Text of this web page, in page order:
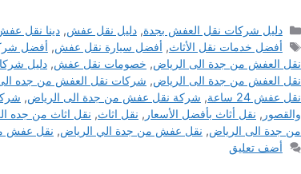
التصنيفات
دليل شركات نقل العفش بجدة,دليل نقل عفش,دينا نقل
الوسوم
أفضل خدمات نقل الأثاث, أفضل سيارة نقل عفش, أفضل
نقل العفش من جدة الى الرياض, خصومات نقل عفش, دليل
نقل العفش من جدة الى الرياض, شركات نقل العفش من جده
نقل عفش 24 ساعة
, شركة نقل عفش من جدة الى الرياض,
والقصور , نقل أثاث بأفضل الأسعار , نقل اثاث, نقل اثاث من جده
من جدة الى الرياض, نقل عفش من جدة الي الرياض, نقل عفش
أضف تعليق